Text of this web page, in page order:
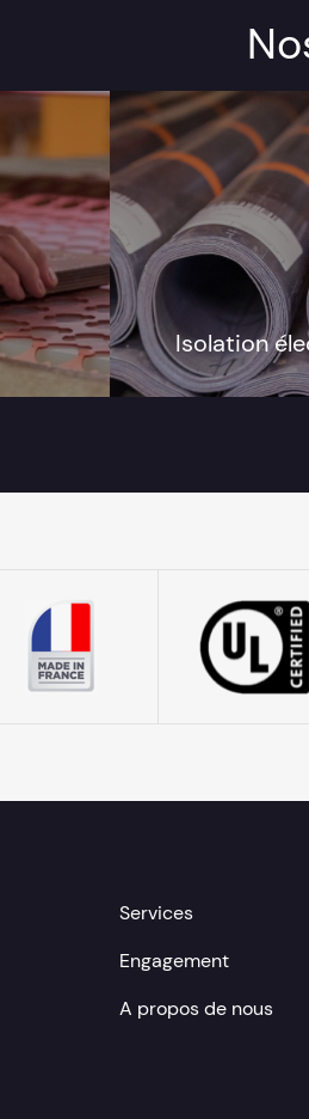
Isolation
Services
Engagement
A propos de nous